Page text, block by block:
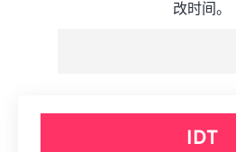
改时间。
IDT